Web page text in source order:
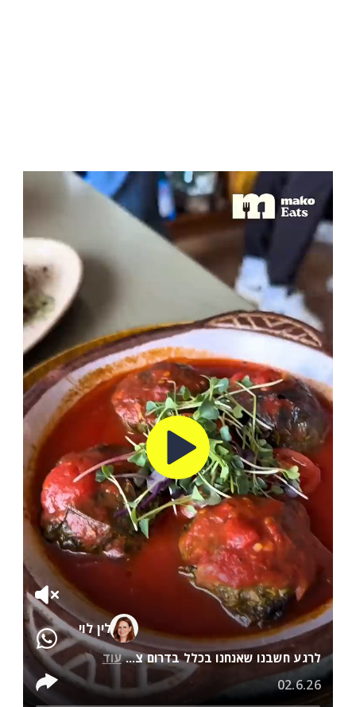
לין לוי
לרגע חשבנו שאנחנו בכלל בדרום צ... עוד
02.6.26